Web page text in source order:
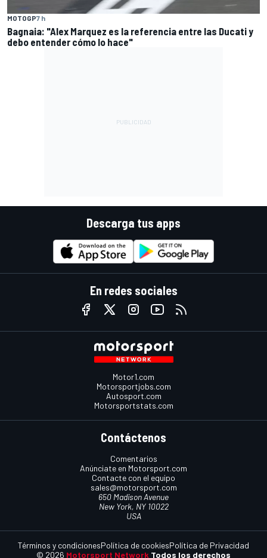
MOTOGP7 h
Bagnaia: "Alex Marquez es la referencia entre las Ducati y
debo entender cómo lo hace"
Descarga tus apps
En redes sociales
Motor1.com
Motorsportjobs.com
Autosport.com
Motorsportstats.com
Contáctenos
Comentarios
Anúnciate en Motorsport.com
Contacte con el equipo
sales@motorsport.com
650 Madison Avenue
New York, NY 10022
USA
© 2026 Motorsport Network Todos los derechos
Términos y condicionesPolítica de cookiesPolítica de Privacidad